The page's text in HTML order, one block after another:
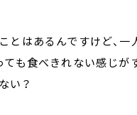
とはあるんですけど、一
も食べきれない感じが
い？